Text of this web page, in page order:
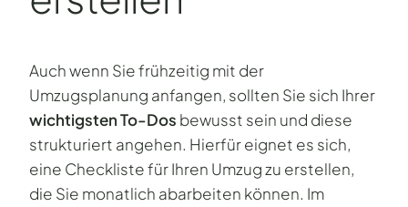
Auch wenn Sie frühzeitig mit der
Umzugsplanung anfangen, sollten Sie sich Ihrer
wichtigsten To-Dos bewusst sein und diese
strukturiert angehen. Hierfür eignet es sich,
eine Checkliste für Ihren Umzug zu erstellen,
die Sie monatlich abarbeiten können. Im